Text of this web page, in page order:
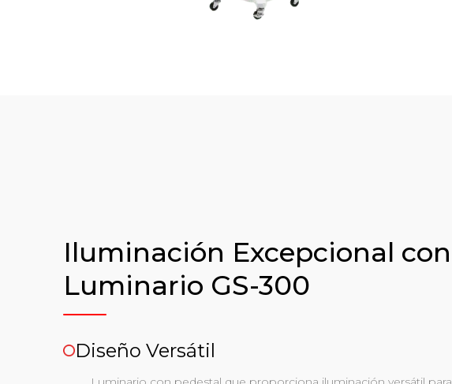
Iluminación Excepcional con
Luminario GS-300
Diseño Versátil